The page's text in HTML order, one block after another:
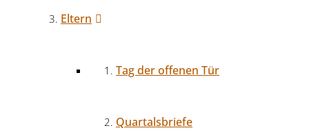
Eltern
Tag der offenen Tür
Quartalsbriefe